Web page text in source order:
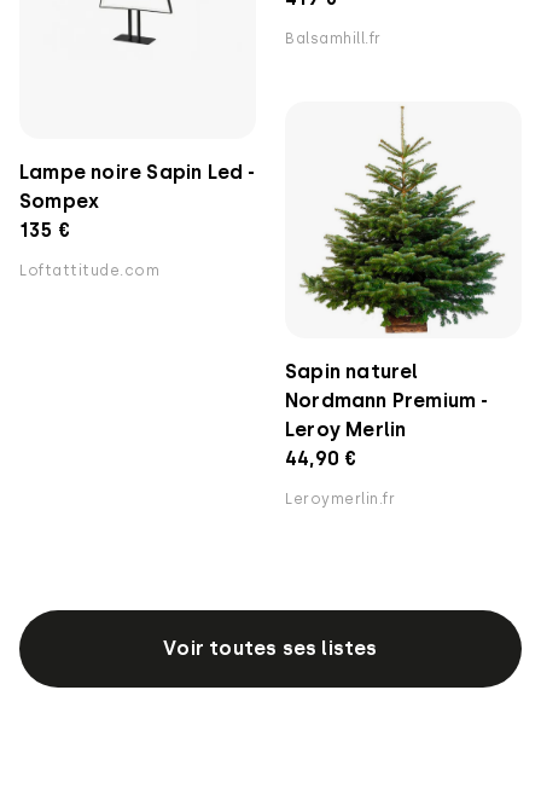
Balsamhill.fr
Lampe noire Sapin Led -
Sompex
135 €
Loftattitude.com
Sapin naturel
Nordmann Premium -
Leroy Merlin
44,90 €
Leroymerlin.fr
Voir toutes ses listes